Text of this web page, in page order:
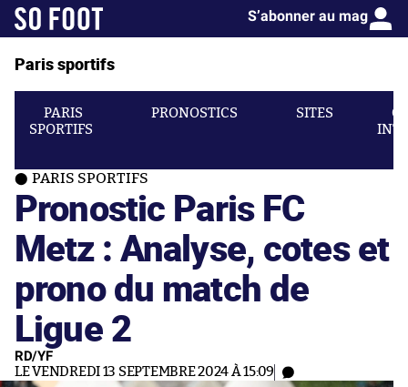
S’abonner au mag
Paris sportifs
PARIS
SPORTIFS
PRONOSTICS SITES
PARIS SPORTIFS
Pronostic Paris FC
Metz : Analyse, cotes et
prono du match de
Ligue 2
RD/YF
LE VENDREDI 13 SEPTEMBRE 2024 À 15:09